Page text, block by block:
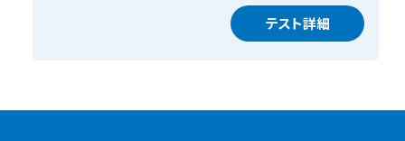
テスト詳細